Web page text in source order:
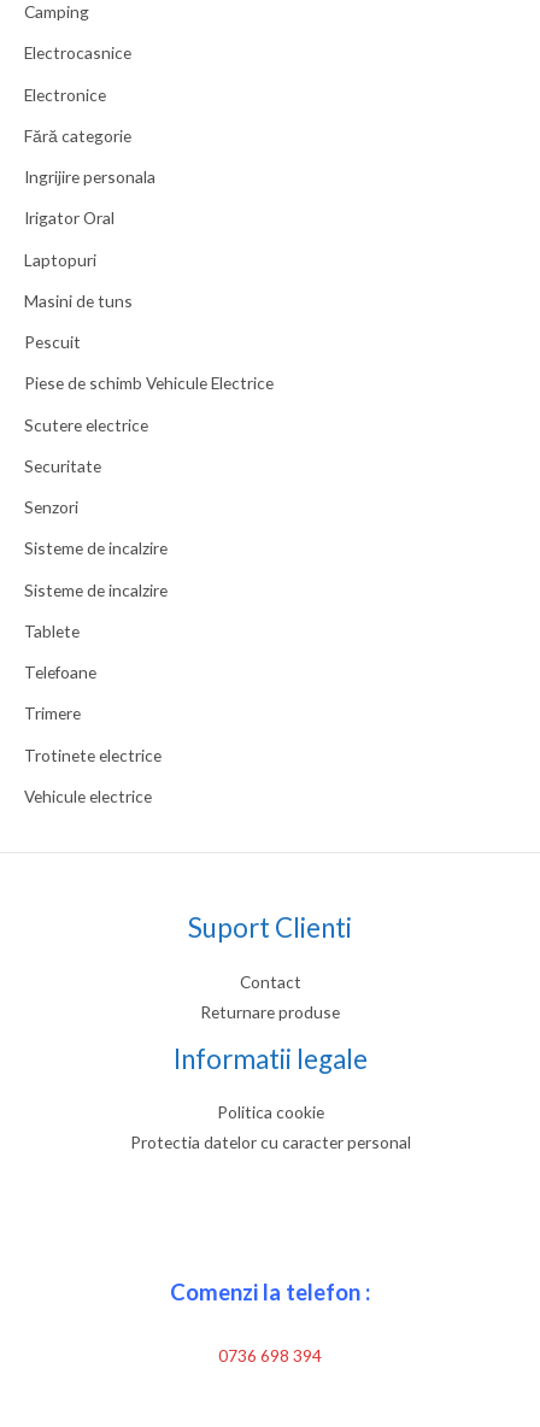
Camping
Electrocasnice
Electronice
Fără categorie
Ingrijire personala
Irigator Oral
Laptopuri
Masini de tuns
Pescuit
Piese de schimb Vehicule Electrice
Scutere electrice
Securitate
Senzori
Sisteme de incalzire
Sisteme de incalzire
Tablete
Telefoane
Trimere
Trotinete electrice
Vehicule electrice
Suport Clienti
Contact
Returnare produse
Informatii legale
Politica cookie
Protectia datelor cu caracter personal
Comenzi la telefon :
0736 698 394